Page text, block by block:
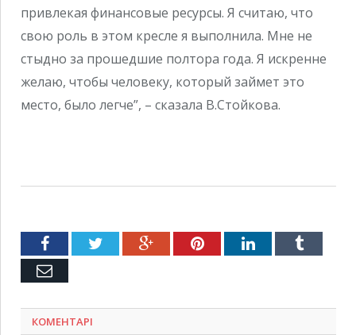
привлекая финансовые ресурсы. Я считаю, что
свою роль в этом кресле я выполнила. Мне не
стыдно за прошедшие полтора года. Я искренне
желаю, чтобы человеку, который займет это
место, было легче”, – сказала В.Стойкова.
FacebookTwitter Google+PinterestLinkedInTumblr
Емейл
КОМЕНТАРІ